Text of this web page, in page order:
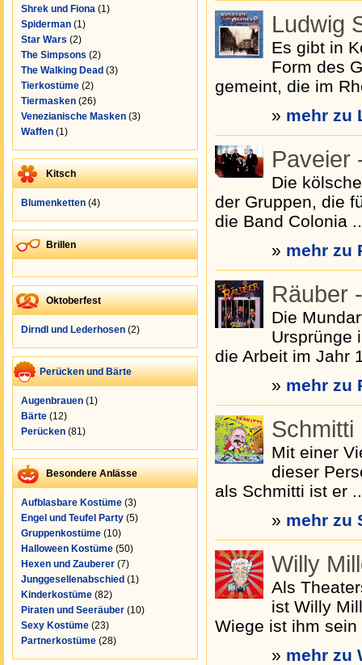
Shrek und Fiona (1)
Spiderman (1)
Star Wars (2)
The Simpsons (2)
The Walking Dead (3)
Tierkostüme (2)
Tiermasken (26)
Venezianische Masken (3)
Waffen (1)
Kitsch
Blumenketten (4)
Brillen
Oktoberfest
Dirndl und Lederhosen (2)
Perücken und Bärte
Augenbrauen (1)
Bärte (12)
Perücken (81)
Besondere Anlässe
Aufblasbare Kostüme (3)
Engel und Teufel Party (5)
Gruppenkostüme (10)
Halloween Kostüme (50)
Hexen und Zauberer (7)
Junggesellenabschied (1)
Kinderkostüme (82)
Piraten und Seeräuber (10)
Sexy Kostüme (23)
Partnerkostüme (28)
Ludwig
Es gibt in
Form des
gemeint, die im
» mehr zu
Paveier
Die
der Gruppen, die
die Band Colonia
» mehr zu
Räuber
Die
Ursprünge
die Arbeit im Jahr
» mehr zu
Schmitti
Mit einer
dieser
als Schmitti ist er
» mehr zu
Willy
Als
ist Willy
Wiege ist ihm sein
» mehr zu